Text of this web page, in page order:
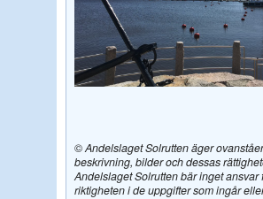
©Andelslaget Solrutten äger
beskrivning, bilder och dessas
Andelslaget Solrutten bär inget ansvar
riktigheten i de uppgifter som ingår